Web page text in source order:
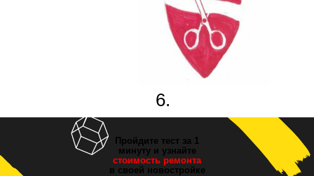
6.
Новоселье!
Пройдите тест за 1
минуту и узнайте
стоимость ремонта
в своей новостройке